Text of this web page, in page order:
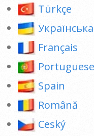
Türkçe
Українська
Français
Portuguese
Spain
Română
Ceský